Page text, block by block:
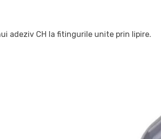
adeziv CH la fitingurile unite prin lipire.